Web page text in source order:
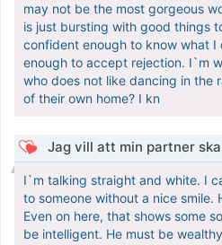
may not be the most gorgeous
is just bursting with good things
confident enough to know what I
enough to accept rejection. I`m
who does not like dancing in the
of their own home? I kn
Jag vill att min partner
I`m talking straight and white. I
to someone without a nice smile.
Even on here, that shows some
be intelligent. He must be